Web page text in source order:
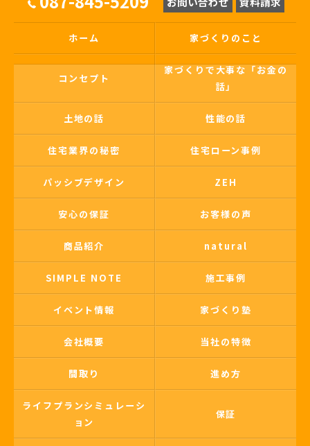
ホーム 家づくりのこと
コンセプト
家づくりで大事な「お金の
話」
土地の話 性能の話
住宅業界の秘密 住宅ローン事例
パッシブデザイン ZEH
安心の保証 お客様の声
商品紹介 natural
SIMPLE NOTE 施工事例
イベント情報 家づくり塾
会社概要 当社の特徴
間取り 進め方
ライフプランシミュレーシ
ョン
保証